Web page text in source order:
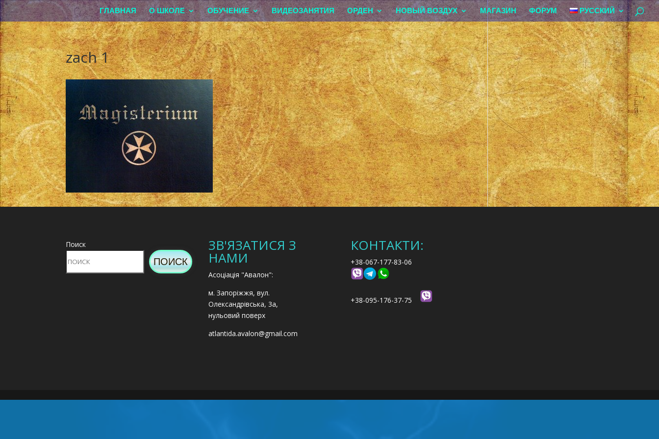
ГЛАВНАЯ О ШКОЛЕ ОБУЧЕНИЕ ВИДЕОЗАНЯТИЯ ОРДЕН НОВЫЙ ВОЗДУХ МАГАЗИН ФОРУМ РУССКИЙ
zach 1
Поиск
ПОИСК
ЗВ'ЯЗАТИСЯ З
НАМИ
Асоціація "Авалон":
м. Запоріжжя, вул.
Олександрівська, 3а,
нульовий поверх
atlantida.avalon@gmail.com
КОНТАКТИ:
+38-067-177-83-06
+38-095-176-37-75